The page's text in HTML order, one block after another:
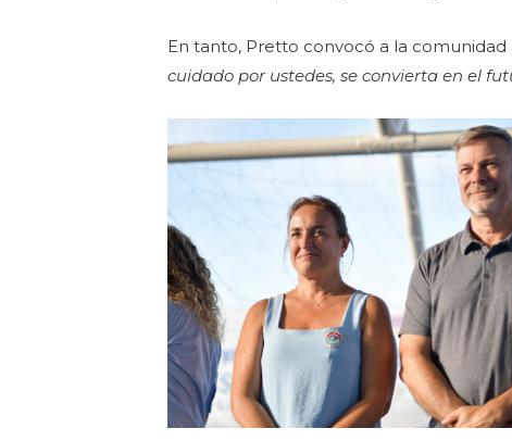
En tanto, Pretto convocó a la
cuidado por ustedes, se convierta en el